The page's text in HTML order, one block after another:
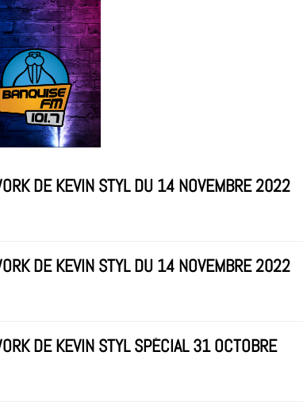
DE KEVIN STYL DU 14 NOVEMBRE 2022
DE KEVIN STYL DU 14 NOVEMBRE 2022
DE KEVIN STYL SPÉCIAL 31 OCTOBRE